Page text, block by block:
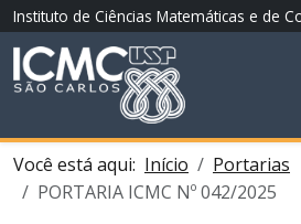
Instituto de Ciências Matemáticas e de
Você está aqui: Início
Portarias
PORTARIA ICMC Nº 042/2025